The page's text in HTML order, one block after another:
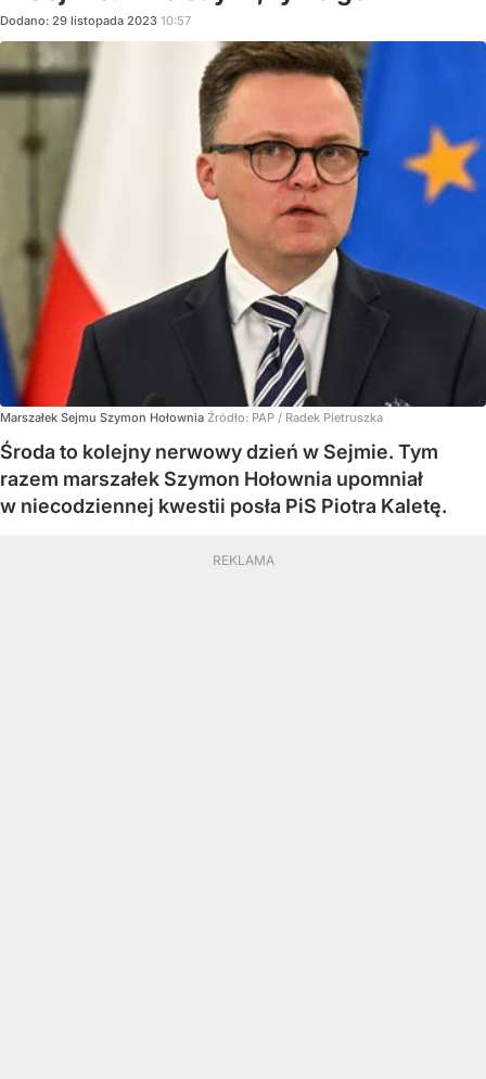
Dodano: 29 listopada 2023 10:57
Marszałek Sejmu Szymon Hołownia Źródło: PAP / Radek Pietruszka
Środa to kolejny nerwowy dzień w Sejmie. Tym
razem marszałek Szymon Hołownia upomniał
w niecodziennej kwestii posła PiS Piotra Kaletę.